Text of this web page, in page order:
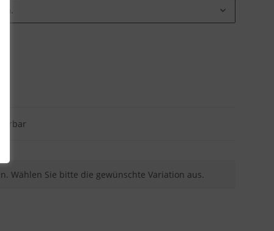
Wählen Sie bitte die gewünschte Variation aus.